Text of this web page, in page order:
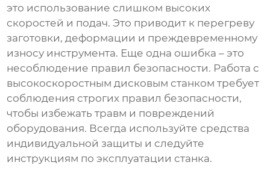
это использование слишком высоких
скоростей и подач. Это приводит к перегреву
заготовки, деформации и преждевременному
износу инструмента. Еще одна ошибка – это
несоблюдение правил безопасности. Работа с
высокоскоростным дисковым станком требует
соблюдения строгих правил безопасности,
чтобы избежать травм и повреждений
оборудования. Всегда используйте средства
индивидуальной защиты и следуйте
инструкциям по эксплуатации станка.